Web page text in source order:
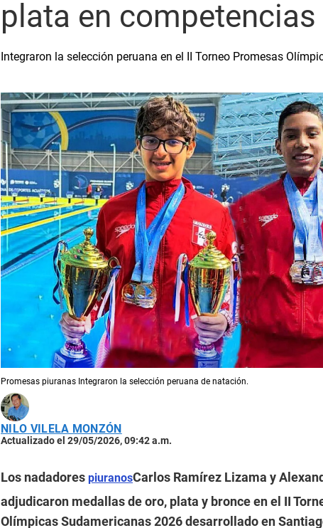
plata en competencias
Integraron la selección peruana en el II Torneo Promesas
Promesas piuranas Integraron la selección peruana de natación.
NILO VILELA MONZÓN
Actualizado el 29/05/2026, 09:42 a.m.
Los nadadores piuranosCarlos Ramírez Lizama y
adjudicaron medallas de oro, plata y bronce en el II
Olímpicas Sudamericanas 2026 desarrollado en